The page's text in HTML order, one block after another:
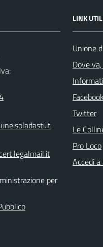
per
LINK
Unione
Dove
Facebook
Twitter
Le
Pro Loco
Accedi